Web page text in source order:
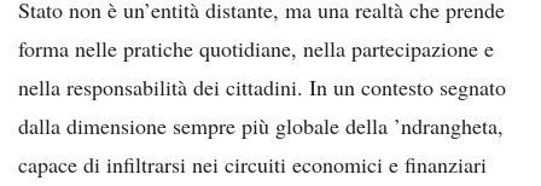
Stato non è un’entità distante, ma una realtà che prende
forma nelle pratiche quotidiane, nella partecipazione e
nella responsabilità dei cittadini. In un contesto segnato
dalla dimensione sempre più globale della ’ndrangheta,
capace di infiltrarsi nei circuiti economici e finanziari